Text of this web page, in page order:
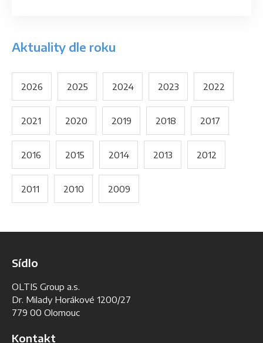
Aktuality dle roku
2026 2025 2024 2023 2022
2021 2020 2019 2018 2017
2016 2015 2014 2013 2012
2011 2010 2009
Sídlo
OLTIS Group a.s.
Dr. Milady Horákové 1200/27
779 00 Olomouc
Kontakt